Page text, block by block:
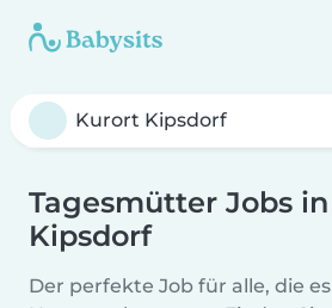
Tagesmütter Jobs
Kipsdorf
Der perfekte Job für alle, die